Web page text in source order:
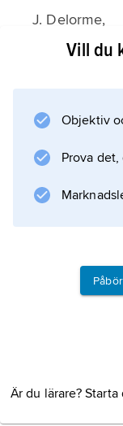
J. Delorme,
Gymnasion
Vill du
Objektiv
Prova
Är du lärare?